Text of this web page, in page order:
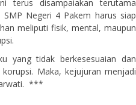
terus disampaiakan terutama
Negeri 4 Pakem harus siap
meliputi fisik, mental, maupun
yang tidak berkesesuaian dan
Maka, kejujuran menjadi
***